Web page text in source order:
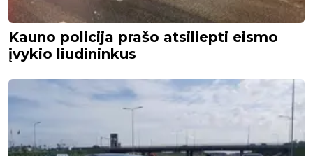
Kauno policija prašo atsiliepti eismo
įvykio liudininkus